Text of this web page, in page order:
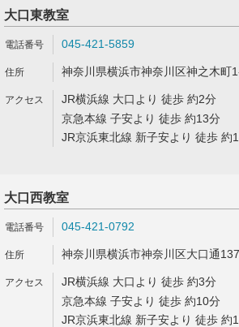
大口東教室
045-421-5859
神奈川県横浜市神奈川区神之木町
JR横浜線 大口より 徒歩 約2分
京急本線 子安より 徒歩 約13分
JR京浜東北線 新子安より 徒歩 約
大口西教室
045-421-0792
神奈川県横浜市神奈川区大口通
JR横浜線 大口より 徒歩 約3分
京急本線 子安より 徒歩 約10分
JR京浜東北線 新子安より 徒歩 約